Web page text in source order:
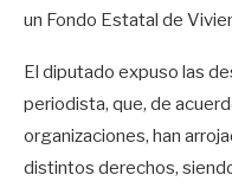
un Fondo Estatal de
El diputado expuso las
periodista, que, de
organizaciones, han
distintos derechos,